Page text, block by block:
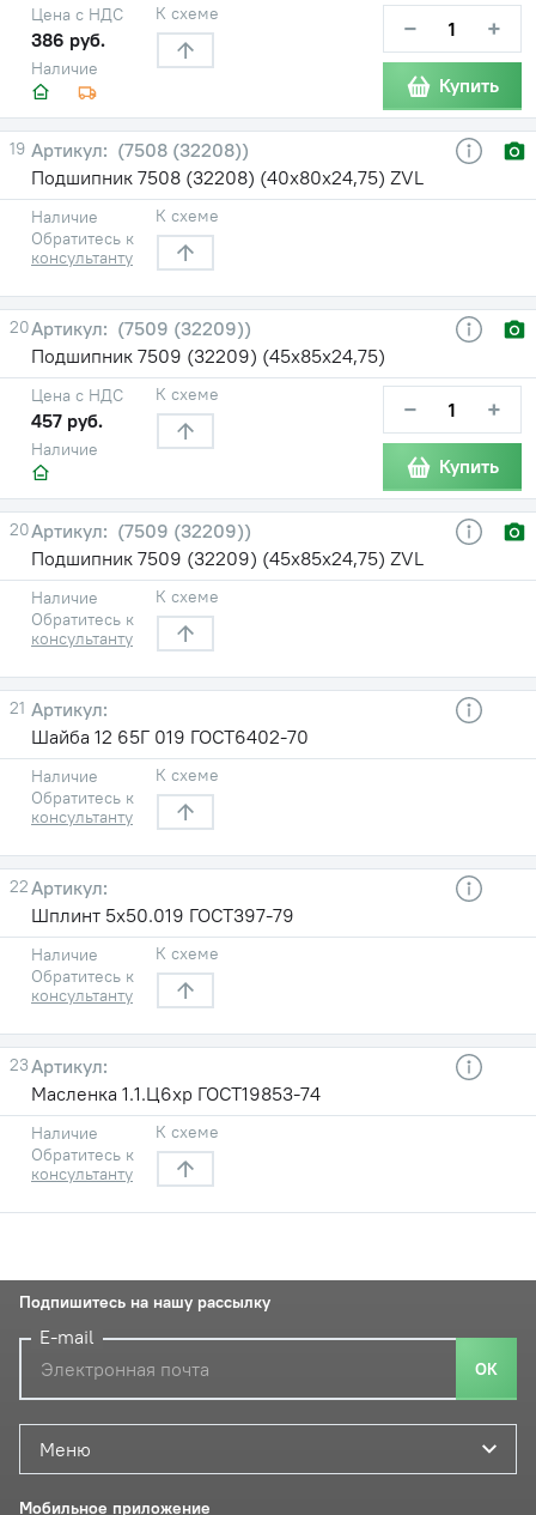
Наличие
Цена с НДС
386 руб.
К схеме − +
Купить
19
(7508 (32208))
Подшипник 7508 (32208) (40х80х24,75) ZVL
Наличие
Обратитесь к
консультанту
К схеме
20
(7509 (32209))
Подшипник 7509 (32209) (45х85х24,75)
Наличие
Цена с НДС
457 руб.
К схеме − +
Купить
20
(7509 (32209))
Подшипник 7509 (32209) (45х85х24,75) ZVL
Наличие
Обратитесь к
консультанту
К схеме
21
Шайба 12 65Г 019 ГОСТ6402-70
Наличие
Обратитесь к
консультанту
К схеме
22
Шплинт 5х50.019 ГОСТ397-79
Наличие
Обратитесь к
консультанту
К схеме
23
Масленка 1.1.Ц6хр ГОСТ19853-74
Наличие
Обратитесь к
консультанту
К схеме
Меню
Мобильное приложение
Подпишитесь на нашу рассылку
E-mail
ОК